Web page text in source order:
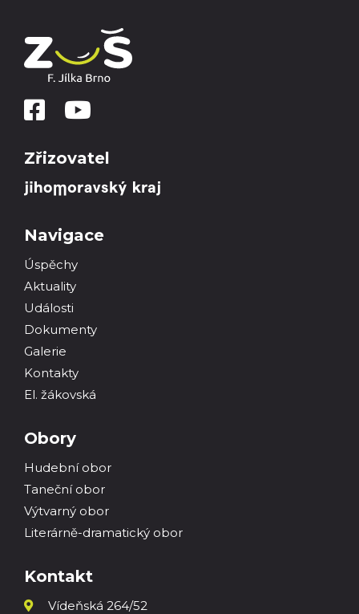
Zřizovatel
Navigace
Úspěchy
Aktuality
Události
Dokumenty
Galerie
Kontakty
El. žákovská
Obory
Hudební obor
Taneční obor
Výtvarný obor
Literárně-dramatický obor
Kontakt
Vídeňská 264/52